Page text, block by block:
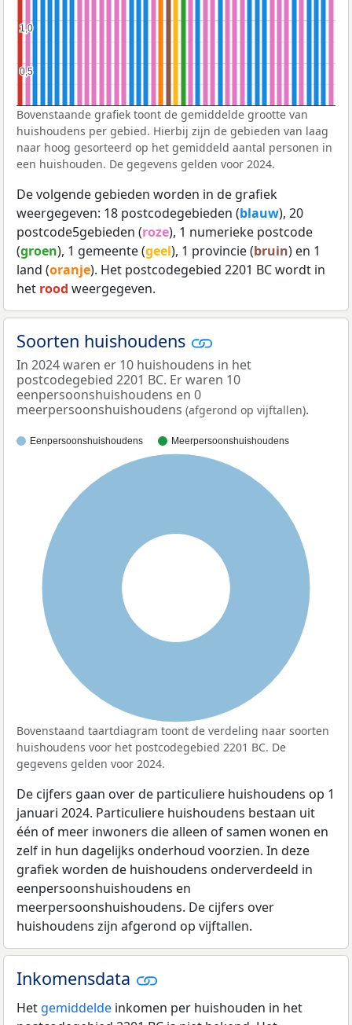
0,5
0,5
1,0
1,0
Bovenstaande grafiek toont de gemiddelde grootte van
huishoudens per gebied. Hierbij zijn de gebieden van laag
naar hoog gesorteerd op het gemiddeld aantal personen in
een huishouden. De gegevens gelden voor 2024.
De volgende gebieden worden in de grafiek
weergegeven: 18 postcodegebieden (blauw), 20
postcode5gebieden (roze), 1 numerieke postcode
(groen), 1 gemeente (geel), 1 provincie (bruin) en 1
land (oranje). Het postcodegebied 2201 BC wordt in
het rood weergegeven.
Soorten huishoudens
In 2024 waren er 10 huishoudens in het
postcodegebied 2201 BC. Er waren 10
eenpersoonshuishoudens en 0
meerpersoonshuishoudens (afgerond op vijftallen).
Eenpersoonshuishoudens Meerpersoonshuishoudens
Bovenstaand taartdiagram toont de verdeling naar soorten
huishoudens voor het postcodegebied 2201 BC. De
gegevens gelden voor 2024.
De cijfers gaan over de particuliere huishoudens op 1
januari 2024. Particuliere huishoudens bestaan uit
één of meer inwoners die alleen of samen wonen en
zelf in hun dagelijks onderhoud voorzien. In deze
grafiek worden de huishoudens onderverdeeld in
eenpersoonshuishoudens en
meerpersoonshuishoudens. De cijfers over
huishoudens zijn afgerond op vijftallen.
Inkomensdata
Het gemiddelde inkomen per huishouden in het